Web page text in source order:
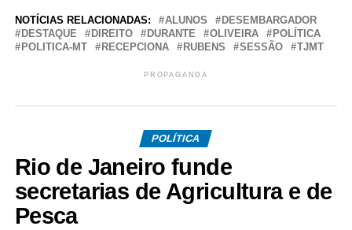
NOTÍCIAS RELACIONADAS: ALUNOS
DESEMBARGADOR
DESTAQUE
DIREITO DURANTE OLIVEIRA
POLÍTICA
POLITICA-MT
RECEPCIONA RUBENS SESSÃO TJMT
PROPAGANDA
POLÍTICA
Rio de Janeiro funde
secretarias de Agricultura e de
Pesca